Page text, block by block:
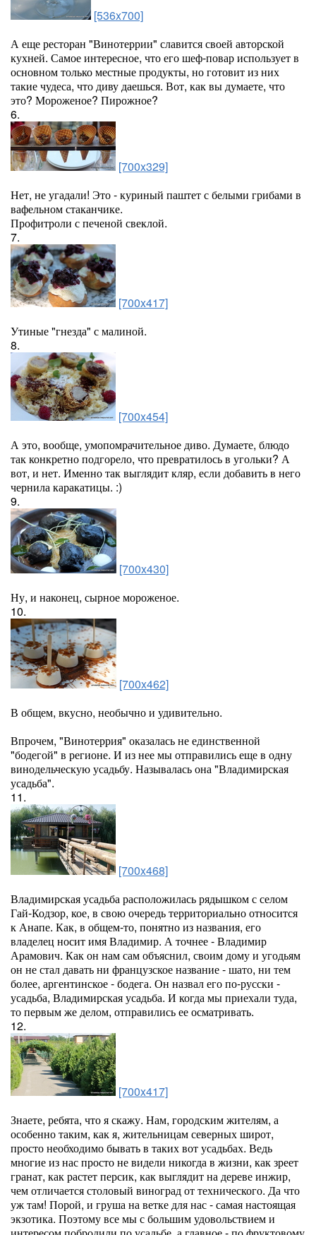
[536x700]
А еще ресторан "Винотеррии" славится своей авторской
кухней. Самое интересное, что его шеф-повар использует в
основном только местные продукты, но готовит из них
такие чудеса, что диву даешься. Вот, как вы думаете, что
это? Мороженое? Пирожное?
6.
[700x329]
Нет, не угадали! Это - куриный паштет с белыми грибами в
вафельном стаканчике.
Профитроли с печеной свеклой.
7.
[700x417]
Утиные "гнезда" с малиной.
8.
[700x454]
А это, вообще, умопомрачительное диво. Думаете, блюдо
так конкретно подгорело, что превратилось в угольки? А
вот, и нет. Именно так выглядит кляр, если добавить в него
чернила каракатицы. :)
9.
[700x430]
Ну, и наконец, сырное мороженое.
10.
[700x462]
В общем, вкусно, необычно и удивительно.
Впрочем, "Винотеррия" оказалась не единственной
"бодегой" в регионе. И из нее мы отправились еще в одну
винодельческую усадьбу. Называлась она "Владимирская
усадьба".
11.
[700x468]
Владимирская усадьба расположилась рядышком с селом
Гай-Кодзор, кое, в свою очередь территориально относится
к Анапе. Как, в общем-то, понятно из названия, его
владелец носит имя Владимир. А точнее - Владимир
Арамович. Как он нам сам объяснил, своим дому и угодьям
он не стал давать ни французское название - шато, ни тем
более, аргентинское - бодега. Он назвал его по-русски -
усадьба, Владимирская усадьба. И когда мы приехали туда,
то первым же делом, отправились ее осматривать.
12.
[700x417]
Знаете, ребята, что я скажу. Нам, городским жителям, а
особенно таким, как я, жительницам северных широт,
просто необходимо бывать в таких вот усадьбах. Ведь
многие из нас просто не видели никогда в жизни, как зреет
гранат, как растет персик, как выглядит на дереве инжир,
чем отличается столовый виноград от технического. Да что
уж там! Порой, и груша на ветке для нас - самая настоящая
экзотика. Поэтому все мы с большим удовольствием и